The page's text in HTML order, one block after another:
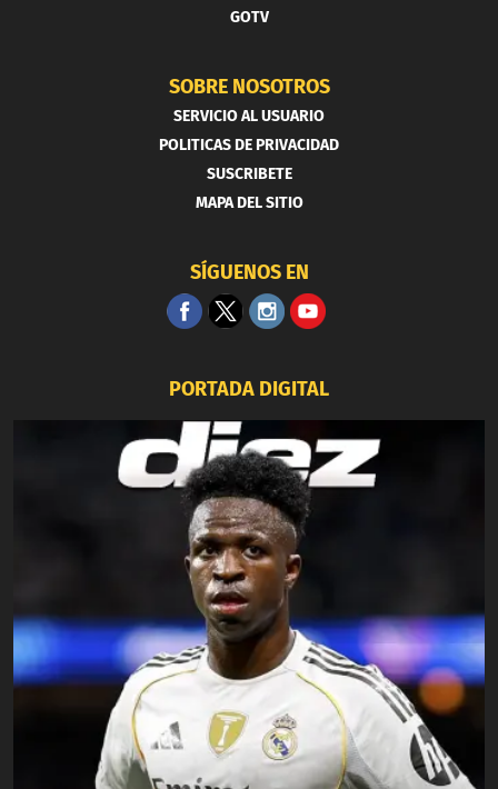
GOTV
SOBRE NOSOTROS
SERVICIO AL USUARIO
POLITICAS DE PRIVACIDAD
SUSCRIBETE
MAPA DEL SITIO
SÍGUENOS EN
PORTADA DIGITAL